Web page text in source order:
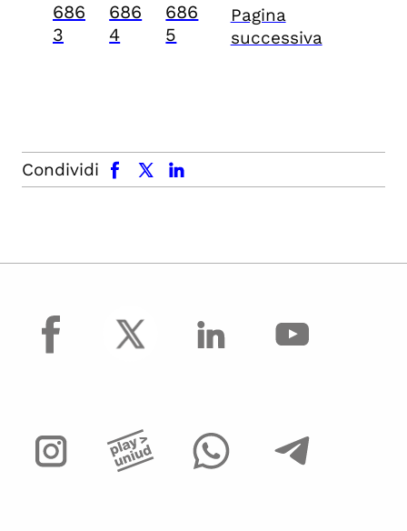
686
3
686
4
686
5
Pagina
successiva
Condividi
facebook x.com linkedin
facebook